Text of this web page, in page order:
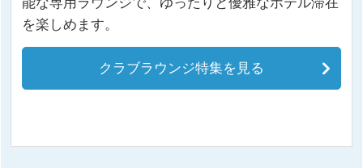
を楽しめます。
クラブラウンジ特集を見る